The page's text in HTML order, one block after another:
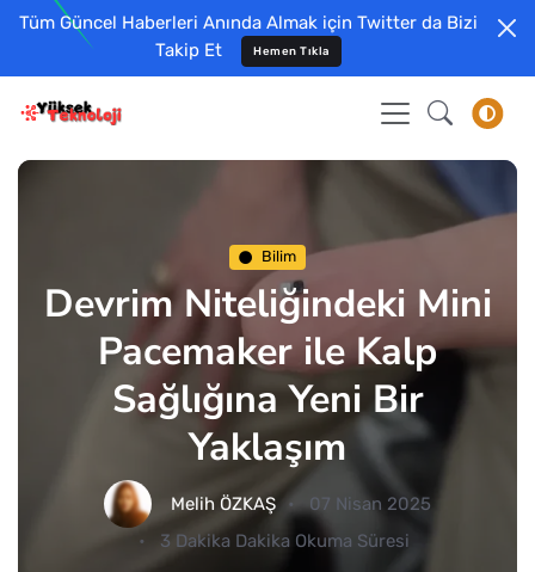
Tüm Güncel Haberleri Anında Almak için Twitter da Bizi
Takip Et
Hemen Tıkla
Bilim
Devrim Niteliğindeki Mini
Pacemaker ile Kalp
Sağlığına Yeni Bir
Yaklaşım
Melih ÖZKAŞ
07 Nisan 2025
3 Dakika Dakika Okuma Süresi